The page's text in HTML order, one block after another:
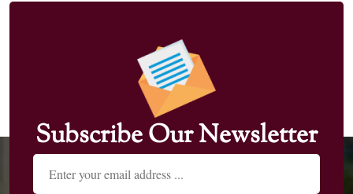
Subscribe Our Newsletter